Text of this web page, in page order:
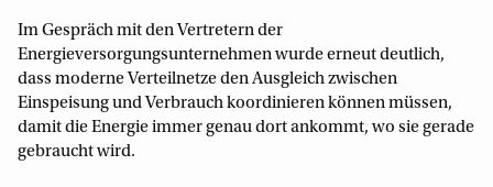
Im Gespräch mit den Vertretern der
Energieversorgungsunternehmen wurde erneut deutlich,
dass moderne Verteilnetze den Ausgleich zwischen
Einspeisung und Verbrauch koordinieren können müssen,
damit die Energie immer genau dort ankommt, wo sie gerade
gebraucht wird.